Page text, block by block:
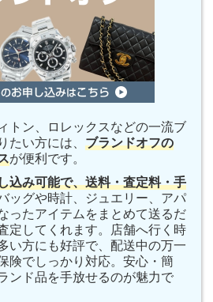
トン、ロレックスなどの一流ブ
たい方には、 ブランドオフの
が便利です。
込み可能で、送料・査定料・手
ッグや時計、ジュエリー、アパ
ったアイテムをまとめて送るだ
定してくれます。店舗へ行く時
い方にも好評で、配送中の万一
険でしっかり対応。安心・簡
ンド品を手放せるのが魅力で